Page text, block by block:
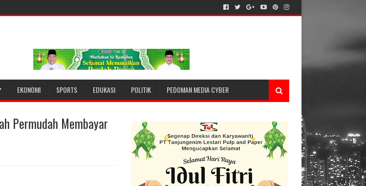
EKONOMI SPORTS EDUKASI POLITIK PEDOMAN MEDIA CYBER
Permudah Membayar